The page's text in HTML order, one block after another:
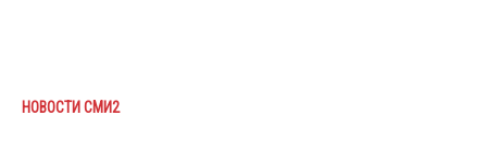
НОВОСТИ СМИ2